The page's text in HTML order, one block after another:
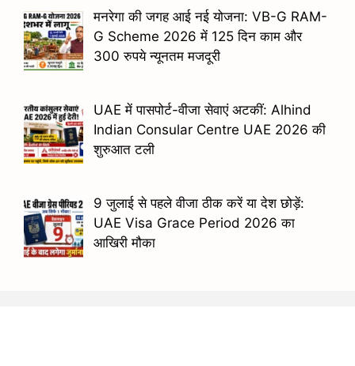
मनरेगा की जगह आई नई योजना: VB-G RAM-
G Scheme 2026 में 125 दिन काम और
300 रुपये न्यूनतम मजदूरी
UAE में पासपोर्ट-वीजा सेवाएं अटकीं: Alhind
Indian Consular Centre UAE 2026 की
शुरुआत टली
9 जुलाई से पहले वीजा ठीक करें या देश छोड़ें:
UAE Visa Grace Period 2026 का
आखिरी मौका